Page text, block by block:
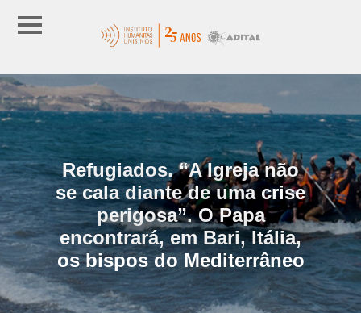
Refugiados. “A Igreja não
se cala diante de uma crise
perigosa”. O Papa
encontrará, em Bari, Itália,
os bispos do Mediterrâneo